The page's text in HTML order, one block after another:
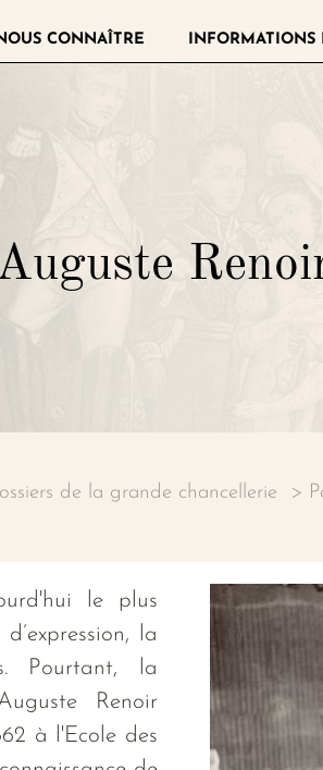
d'honneur
CONNAÎTRE INFORMATIONS
de la grande chancellerie
le plus
la
Pourtant, la
Renoir
à l'Ecole des